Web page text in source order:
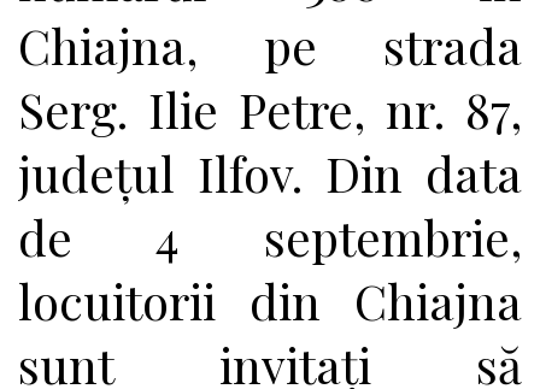
Chiajna, pe strada
Serg. Ilie Petre, nr. 87,
județul Ilfov. Din data
de 4 septembrie,
locuitorii din Chiajna
sunt invitați să